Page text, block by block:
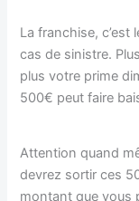
La franchise,
cas de sinistre.
plus votre prime
500€ peut faire
Attention quand
devrez sortir ces
montant que vous